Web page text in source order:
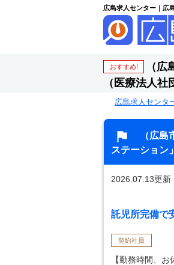
広島求人センター｜広
おすすめ!
（
（医療法人社
広島求人センタ
（広島
ステーション
2026.07.13更新
託児所完備で
契約社員
【勤務時間、お